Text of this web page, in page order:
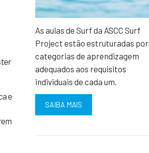
e
As aulas de Surf da ASCC Surf
Project estão estruturadas por
categorias de aprendizagem
adequados aos requisitos
individuais de cada um.
SAIBA MAIS